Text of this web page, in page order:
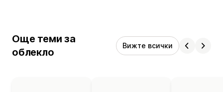
Още теми за
облекло
Вижте всички